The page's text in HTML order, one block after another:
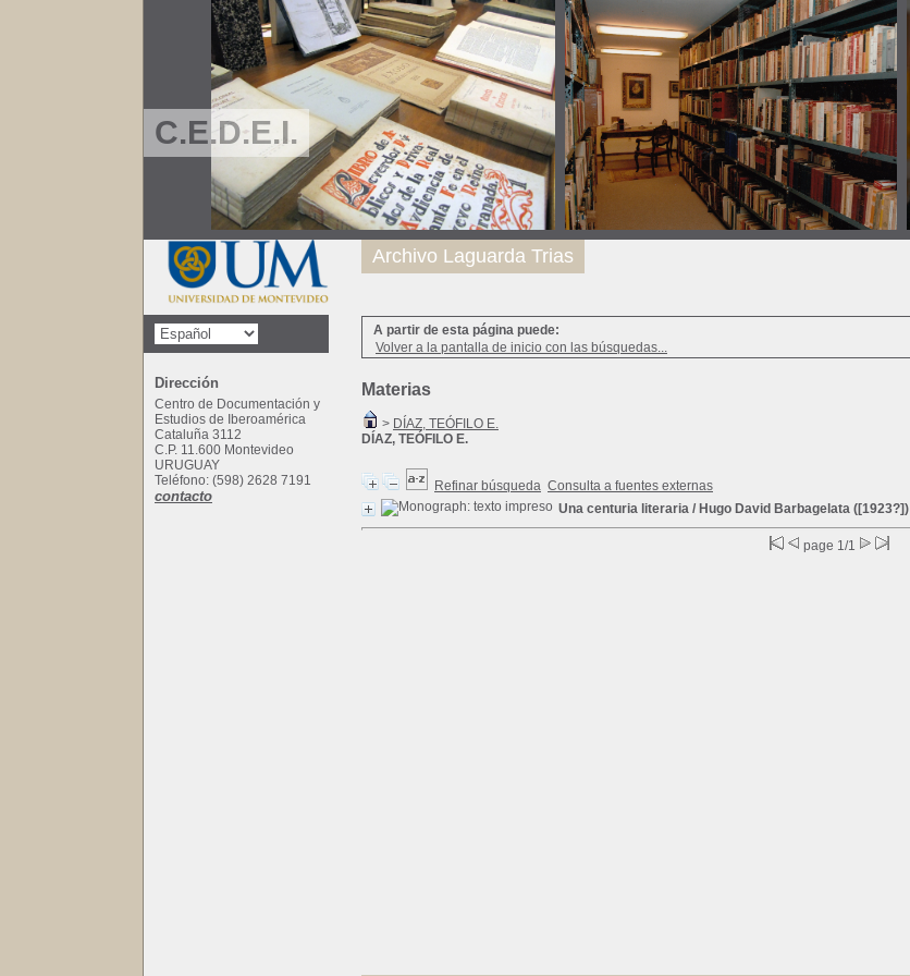
C.E.D.E.I.
A partir de esta página puede:
Volver a la pantalla de inicio con las búsquedas...
Materias
> DÍAZ, TEÓFILO E.
DÍAZ, TEÓFILO E.
Refinar búsqueda Consulta a fuentes externas
Una centuria literaria / Hugo David Barbagelata ([1923?])
page 1/1
Archivo Laguarda Trias
Dirección
Centro de Documentación y
Estudios de Iberoamérica
Cataluña 3112
C.P. 11.600 Montevideo
URUGUAY
Teléfono: (598) 2628 7191
contacto